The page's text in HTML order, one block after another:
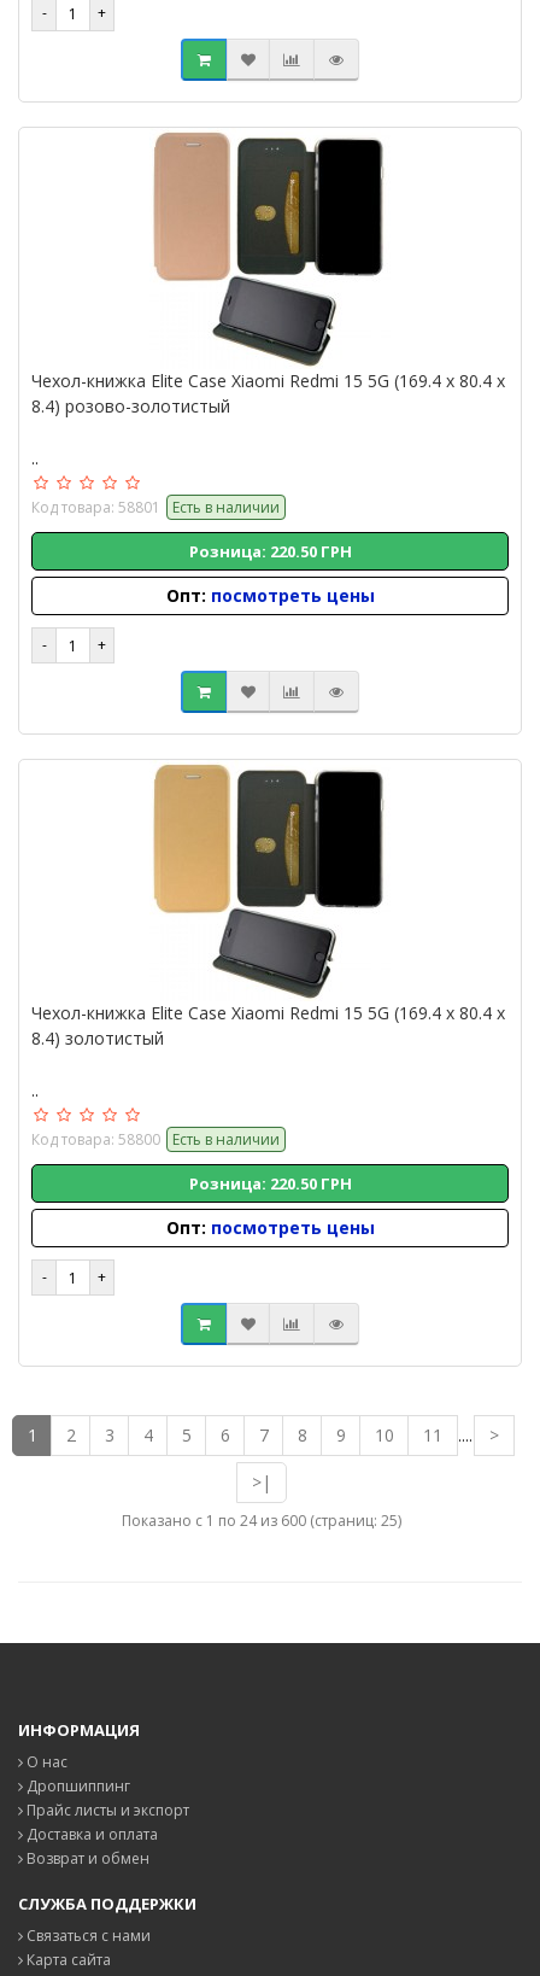
Чехол-книжка Elite Case Xiaomi Redmi 15 5G (169.4 x 80.4 x
8.4) розово-золотистый
..
Код товара: 58801 Есть в наличии
Розница: 220.50 ГРН
Опт: посмотреть цены
Чехол-книжка Elite Case Xiaomi Redmi 15 5G (169.4 x 80.4 x
8.4) золотистый
..
Код товара: 58800 Есть в наличии
Розница: 220.50 ГРН
Опт: посмотреть цены
1 2 3 4 5 6 7 8 9 10 11 .... >
>|
Показано с 1 по 24 из 600 (страниц: 25)
ИНФОРМАЦИЯ
О нас
Дропшиппинг
Прайс листы и экспорт
Доставка и оплата
Возврат и обмен
СЛУЖБА ПОДДЕРЖКИ
Связаться с нами
Карта сайта